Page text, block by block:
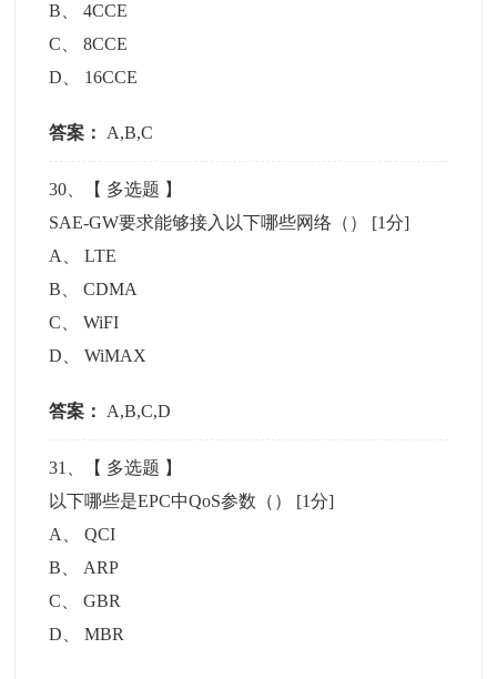
B 、4CCE
C 、8CCE
D
16CCE
答案： A,B,C
30 、【 多选题 】
SAE-GW要求能够接入以下哪些网络（） [1分]
A
、LTE
B 、CDMA
C 、WiFI
D 、WiMAX
答案： A,B,C,D
31 、【 多选题 】
以下哪些是EPC中QoS参数（） [1分]
A
、QCI
B
ARP
C 、GBR
D 、MBR